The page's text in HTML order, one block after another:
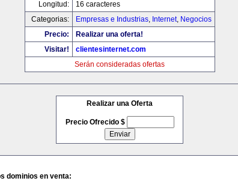
Longitud:
16 caracteres
Categorias:
Empresas e Industrias, Internet, Negocios
Precio:
Realizar una oferta!
Visitar!
clientesinternet.com
Serán consideradas ofertas
Realizar una Oferta
Precio Ofrecido $
dominios en venta: